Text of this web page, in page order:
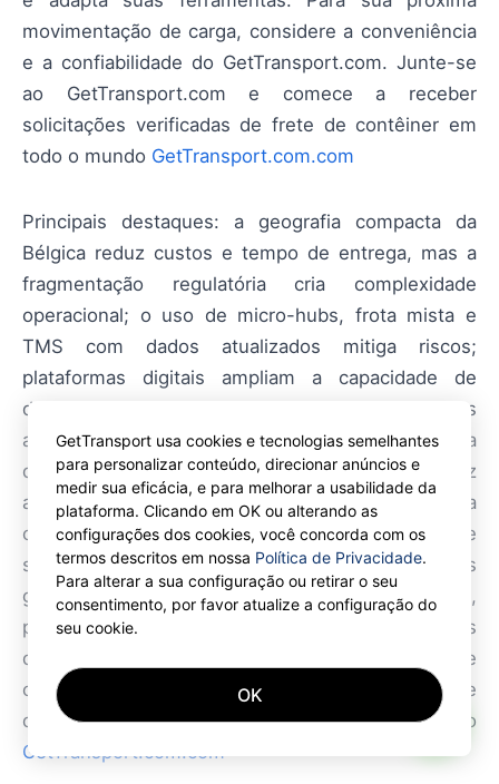
movimentação de carga, considere a conveniência
e a confiabilidade do GetTransport.com. Junte-se
ao GetTransport.com e comece a receber
solicitações verificadas de frete de contêiner em
todo o mundo GetTransport.com.com
Principais destaques: a geografia compacta da
Bélgica reduz custos e tempo de entrega, mas a
fragmentação regulatória cria complexidade
operacional; o uso de micro-hubs, frota mista e
TMS com dados atualizados mitiga riscos;
plataformas digitais ampliam a capacidade de
decisão do transportador. Mesmo as melhores
análises e avaliações não substituem a experiência
direta: na prática, testar rotas e serviços locais traz
a compreensão mais precisa da eficiência
operacional. EmGetTransport.comvocê pode
solicitar transporte de carga aos melhores preços
globalmente, com transparência e ampla escolha,
permitindo decisões informadas sem custos
desnecessários. Junte-se ao GetTransport.com e
comece a receber solicitações verificadas de frete
de contêiner em todo o mundo
GetTransport.com.com
GetTransport usa cookies e tecnologias semelhantes
para personalizar conteúdo, direcionar anúncios e
medir sua eficácia, e para melhorar a usabilidade da
plataforma. Clicando em OK ou alterando as
configurações dos cookies, você concorda com os
termos descritos em nossa Política de Privacidade.
Para alterar a sua configuração ou retirar o seu
consentimento, por favor atualize a configuração do
seu cookie.
OK
AI